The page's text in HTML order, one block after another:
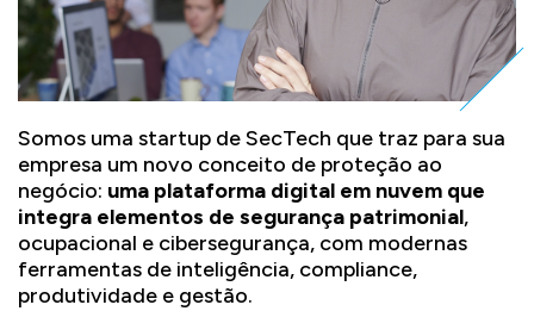
Somos uma startup de SecTech que traz para sua
empresa um novo conceito de proteção ao
negócio: uma plataforma digital em nuvem que
integra elementos de segurança patrimonial,
ocupacional e cibersegurança, com modernas
ferramentas de inteligência, compliance,
produtividade e gestão.